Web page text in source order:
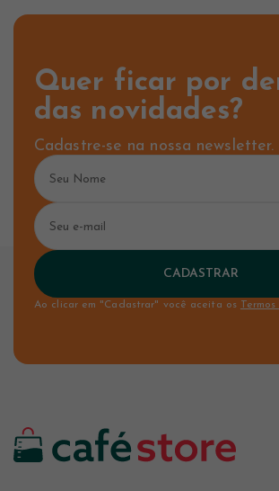
Quer ficar por
das novidades?
Cadastre-se na nossa newsletter.
CADASTRAR
Ao clicar em "Cadastrar" você aceita os